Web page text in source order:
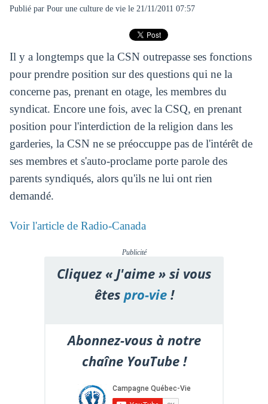
Publié par Pour une culture de viele 21/11/2011 07:57
Il y a longtemps que la CSN outrepasse ses fonctions
pour prendre position sur des questions qui ne la
concerne pas, prenant en otage, les membres du
syndicat. Encore une fois, avec la CSQ, en prenant
position pour l'interdiction de la religion dans les
garderies, la CSN ne se préoccuppe pas de l'intérêt de
ses membres et s'auto-proclame porte parole des
parents syndiqués, alors qu'ils ne lui ont rien
demandé.
Voir l'article de Radio-Canada
Publicité
Cliquez « J'aime » si vous
êtespro-vie!
Abonnez-vous à notre
chaîne YouTube !